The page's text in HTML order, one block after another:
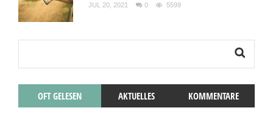
JUL 20, 2021 0 5599
OFT GELESEN AKTUELLES KOMMENTARE